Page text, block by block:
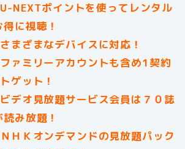
NEXTポイントを使ってレンタル
に視聴！
ざまなデバイスに対応！
ァミリーアカウントも含め1契約
ゲット！
デオ見放題サービス会員は７０誌
み放題！
ＨＫオンデマンドの見放題パック